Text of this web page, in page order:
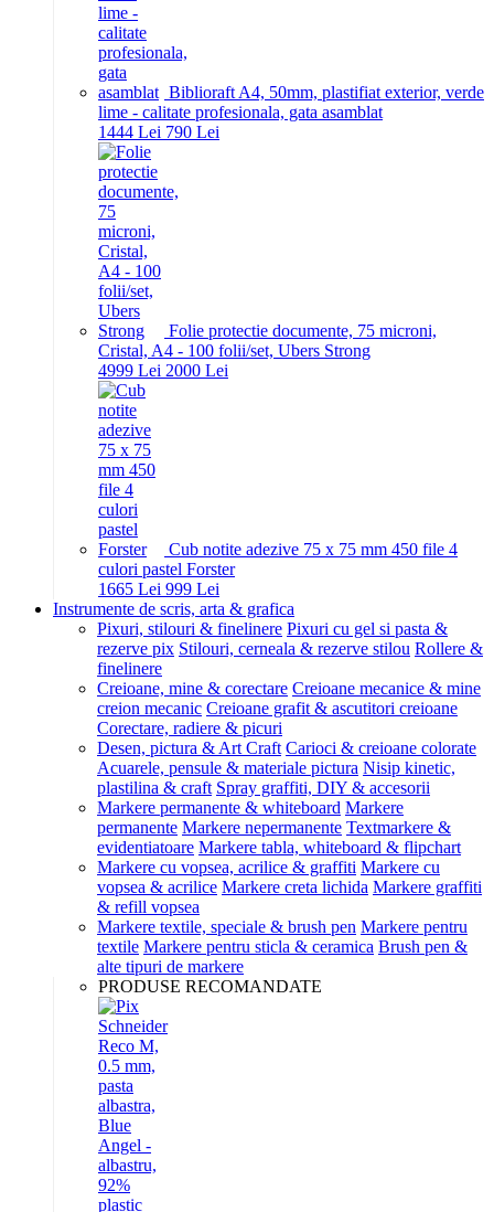
Biblioraft A4, 50mm, plastifiat exterior, verde
lime - calitate profesionala, gata asamblat
1444 Lei 790 Lei
Folie protectie documente, 75 microni,
Cristal, A4 - 100 folii/set, Ubers Strong
4999 Lei 2000 Lei
Cub notite adezive 75 x 75 mm 450 file 4
culori pastel Forster
1665 Lei 999 Lei
Instrumente de scris, arta & grafica
Pixuri, stilouri & finelinere Pixuri cu gel si pasta &
rezerve pix Stilouri, cerneala & rezerve stilou Rollere &
finelinere
Creioane, mine & corectare Creioane mecanice & mine
creion mecanic Creioane grafit & ascutitori creioane
Corectare, radiere & picuri
Desen, pictura & Art Craft Carioci & creioane colorate
Acuarele, pensule & materiale pictura Nisip kinetic,
plastilina & craft Spray graffiti, DIY & accesorii
Markere permanente & whiteboard Markere
permanente Markere nepermanente Textmarkere &
evidentiatoare Markere tabla, whiteboard & flipchart
Markere cu vopsea, acrilice & graffiti Markere cu
vopsea & acrilice Markere creta lichida Markere graffiti
& refill vopsea
Markere textile, speciale & brush pen Markere pentru
textile Markere pentru sticla & ceramica Brush pen &
alte tipuri de markere
PRODUSE RECOMANDATE